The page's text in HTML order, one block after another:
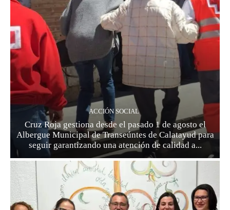
ACCIÓN SOCIAL
Cruz Roja gestiona desde el pasado 1 de agosto el
Albergue Municipal de Transeúntes de Calatayud para
seguir garantizando una atención de calidad a...